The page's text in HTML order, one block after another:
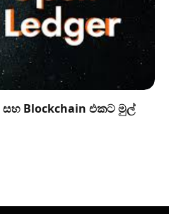
සහ Blockchain එකට මුල්